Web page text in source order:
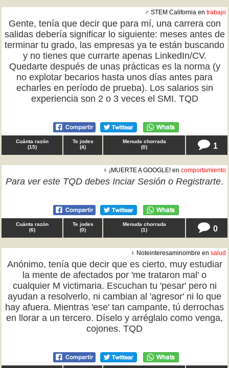
♂ STEM California en trabajo
Gente, tenía que decir que para mí, una carrera con
salidas debería significar lo siguiente: meses antes de
terminar tu grado, las empresas ya te están buscando
y no tienes que currarte apenas LinkedIn/CV.
Quedarte después de unas prácticas es la norma (y
no explotar becarios hasta unos días antes para
echarles en período de prueba). Los salarios sin
experiencia son 2 o 3 veces el SMI. TQD
Cuánta razón
(15)
Te jodes
(4)
Menuda chorrada
(0) 1
♀ ¡MUERTE A GOOGLE! en comportamiento
Para ver este TQD debes Inciar Sesión o Registrarte.
Cuánta razón
(6)
Te jodes
(0)
Menuda chorrada
(1) 0
♀ Noteinteresaminombre en salud
Anónimo, tenía que decir que es cierto, muy estudiar
la mente de afectados por 'me trataron mal' o
cualquier M victimaria. Escuchan tu 'pesar' pero ni
ayudan a resolverlo, ni cambian al 'agresor' ni lo que
hay afuera. Mientras 'ese' tan campante, tú derrochas
en llorar a un tercero. Díselo y arréglalo como venga,
cojones. TQD